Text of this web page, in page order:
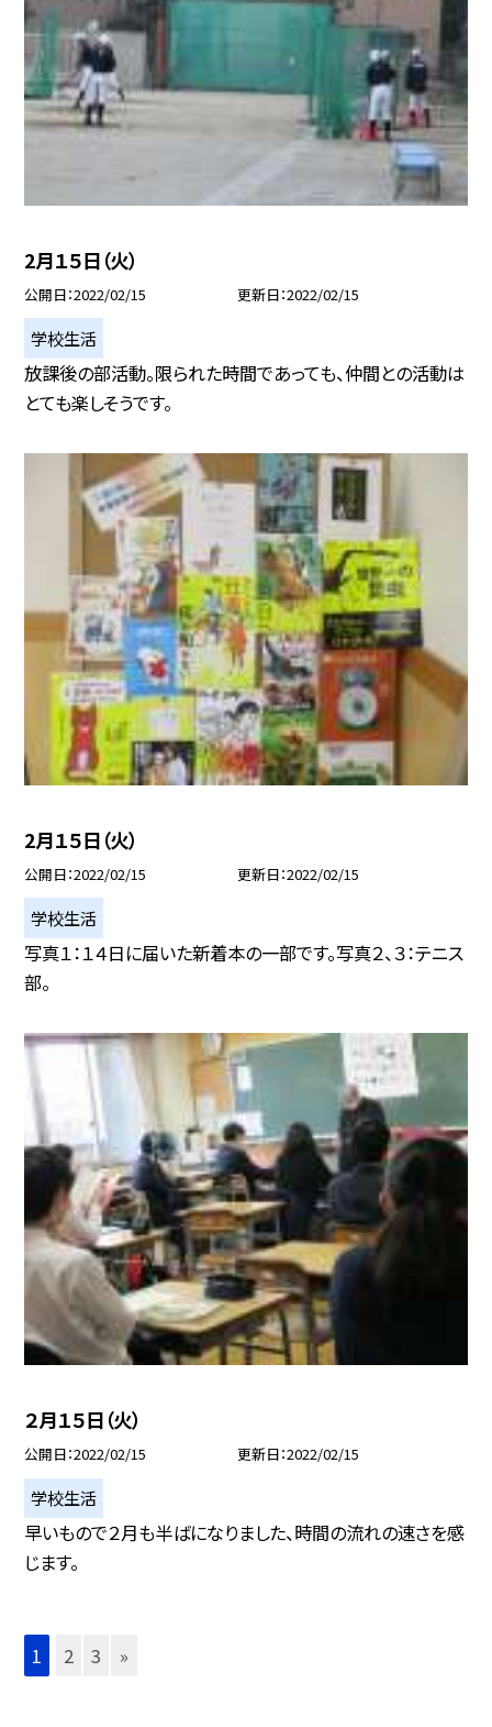
2月１５日（火）
公開日 2022/02/15 更新日 2022/02/15
学校生活
放課後の部活動。限られた時間であっても、仲間との活動は
とても楽しそうです。
2月１５日（火）
公開日 2022/02/15 更新日 2022/02/15
学校生活
写真１：１４日に届いた新着本の一部です。写真２、３：テニス
部。
２月１５日（火）
公開日 2022/02/15 更新日 2022/02/15
学校生活
早いもので２月も半ばになりました、時間の流れの速さを感
じます。
1 2 3 »